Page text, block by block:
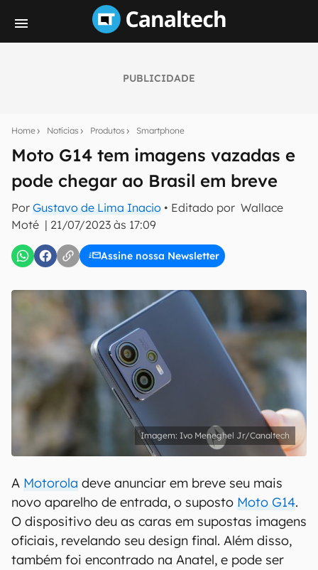
PUBLICIDADE
Home Notícias Produtos Smartphone
Moto G14 tem imagens vazadas e
pode chegar ao Brasil em breve
Por Gustavo de Lima Inacio • Editado por Wallace
Moté | 21/07/2023 às 17:09
Assine nossa Newsletter
notícias e reviews sobre tecnologia em primeira
mão.
E-mail
Uso e Política de Privacidade do Canaltech.
Ivo Meneghel Jr/Canaltech
A Motorola deve anunciar em breve seu mais
novo aparelho de entrada, o suposto Moto G14.
O dispositivo deu as caras em supostas imagens
oficiais, revelando seu design final. Além disso,
também foi encontrado na Anatel, e pode ser